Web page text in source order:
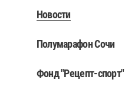
Новости
Полумарафон Сочи
Фонд "Рецепт-спорт"